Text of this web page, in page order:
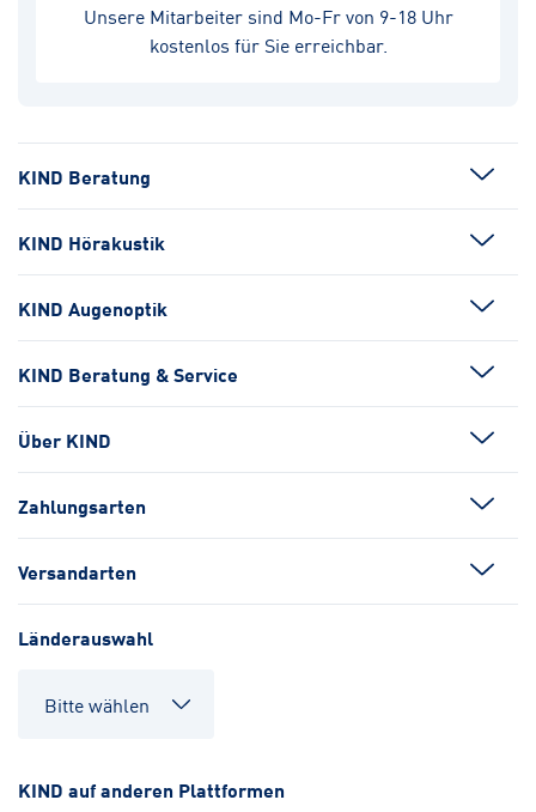
Unsere Mitarbeiter sind Mo-Fr von 9-18 Uhr
kostenlos für Sie erreichbar.
KIND Beratung
KIND Hörakustik
KIND Augenoptik
KIND Beratung & Service
Über KIND
Zahlungsarten
Versandarten
Länderauswahl
KIND auf anderen Plattformen